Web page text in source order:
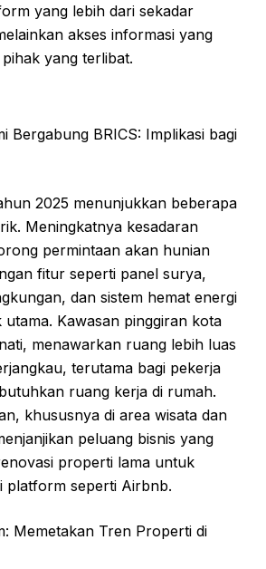
yang lebih dari sekadar
akses informasi yang
yang terlibat.
Bergabung BRICS: Implikasi bagi
2025 menunjukkan beberapa
Meningkatnya kesadaran
permintaan akan hunian
fitur seperti panel surya,
dan sistem hemat energi
utama. Kawasan pinggiran kota
menawarkan ruang lebih luas
terutama bagi pekerja
ruang kerja di rumah.
khususnya di area wisata dan
peluang bisnis yang
properti lama untuk
platform seperti Airbnb.